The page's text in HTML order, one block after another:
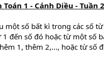
1 - Cánh Diều - Tuần
một số bất kì trong các số
1 đến số đó hoặc từ một số
1, thêm 2,..., hoặc từ số